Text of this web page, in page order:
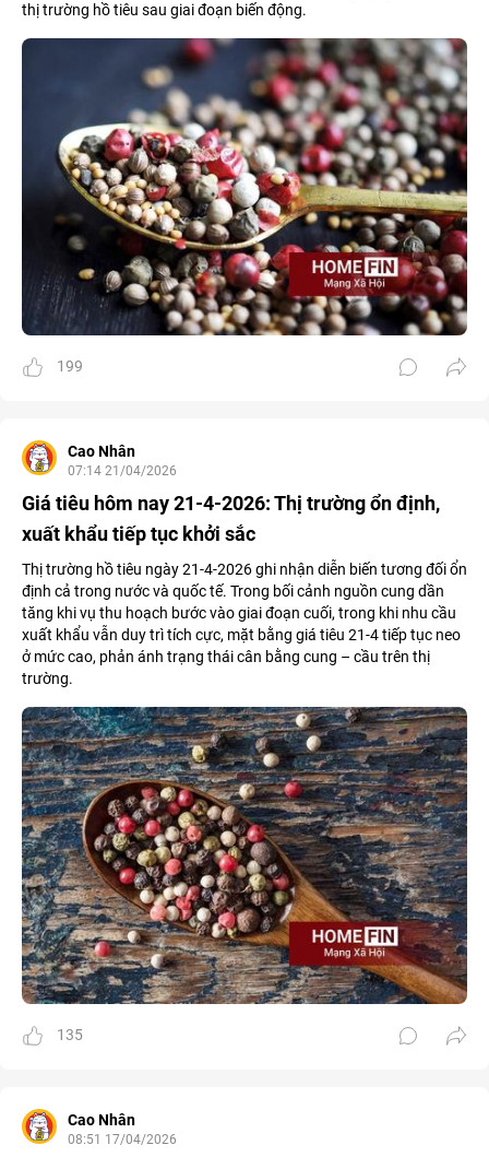
thị trường hồ tiêu sau giai đoạn biến động.
199
Cao Nhân
07:14 21/04/2026
Giá tiêu hôm nay 21-4-2026: Thị trường ổn định,
xuất khẩu tiếp tục khởi sắc
Thị trường hồ tiêu ngày 21-4-2026 ghi nhận diễn biến tương đối ổn
định cả trong nước và quốc tế. Trong bối cảnh nguồn cung dần
tăng khi vụ thu hoạch bước vào giai đoạn cuối, trong khi nhu cầu
xuất khẩu vẫn duy trì tích cực, mặt bằng giá tiêu 21-4 tiếp tục neo
ở mức cao, phản ánh trạng thái cân bằng cung – cầu trên thị
trường.
135
Cao Nhân
08:51 17/04/2026